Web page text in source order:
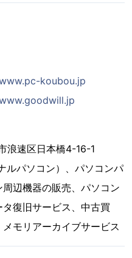
koubou.jp
浪速区日本橋4-16-1
ルパソコン）、パソコンパ
辺機器の販売、パソコン
復旧サービス、中古買
モリアーカイブサービス